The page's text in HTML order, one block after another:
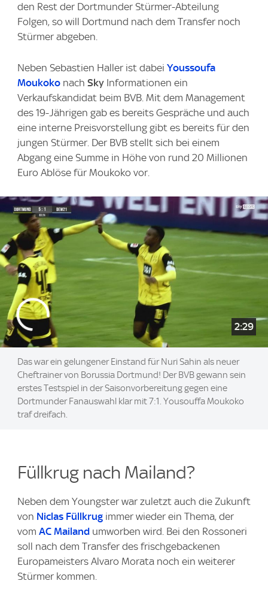
den Rest der Dortmunder Stürmer-Abteilung
Folgen, so will Dortmund nach dem Transfer noch
Stürmer abgeben.
Neben Sebastien Haller ist dabei Youssoufa
Moukoko nach Sky Informationen ein
Verkaufskandidat beim BVB. Mit dem Management
des 19-Jährigen gab es bereits Gespräche und auch
eine interne Preisvorstellung gibt es bereits für den
jungen Stürmer. Der BVB stellt sich bei einem
Abgang eine Summe in Höhe von rund 20 Millionen
Euro Ablöse für Moukoko vor.
2:29
Das war ein gelungener Einstand für Nuri Sahin als neuer
Cheftrainer von Borussia Dortmund! Der BVB gewann sein
erstes Testspiel in der Saisonvorbereitung gegen eine
Dortmunder Fanauswahl klar mit 7:1. Yousouffa Moukoko
traf dreifach.
Füllkrug nach Mailand?
Neben dem Youngster war zuletzt auch die Zukunft
von Niclas Füllkrug immer wieder ein Thema, der
vom AC Mailand umworben wird. Bei den Rossoneri
soll nach dem Transfer des frischgebackenen
Europameisters Alvaro Morata noch ein weiterer
Stürmer kommen.